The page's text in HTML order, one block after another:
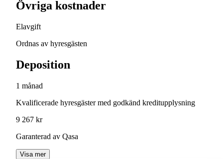
Övriga kostnader
Elavgift
Ordnas av hyresgästen
Deposition
1 månad
Kvalificerade hyresgäster med godkänd kreditupplysning
9 267 kr
Garanterad av Qasa
Visa mer